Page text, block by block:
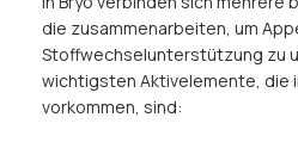
die zusammenarbeiten, um
Stoffwechselunterstützung zu
wichtigsten Aktivelemente, die
vorkommen, sind: